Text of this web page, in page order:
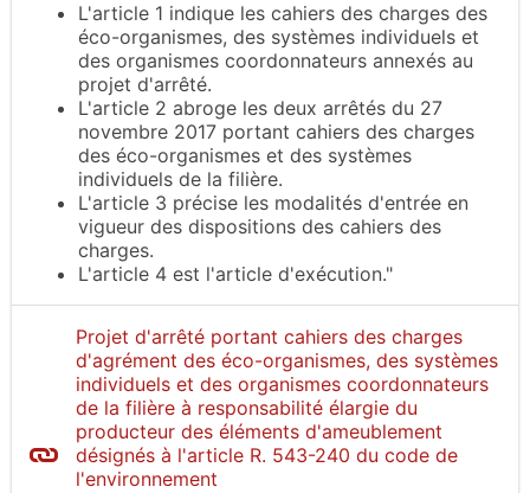
L'article 1 indique les cahiers des charges des
éco-organismes, des systèmes individuels et
des organismes coordonnateurs annexés au
projet d'arrêté.
L'article 2 abroge les deux arrêtés du 27
novembre 2017 portant cahiers des charges
des éco-organismes et des systèmes
individuels de la filière.
L'article 3 précise les modalités d'entrée en
vigueur des dispositions des cahiers des
charges.
L'article 4 est l'article d'exécution."
Projet d'arrêté portant cahiers des charges
d'agrément des éco-organismes, des systèmes
individuels et des organismes coordonnateurs
de la filière à responsabilité élargie du
producteur des éléments d'ameublement
désignés à l'article R. 543-240 du code de
l'environnement